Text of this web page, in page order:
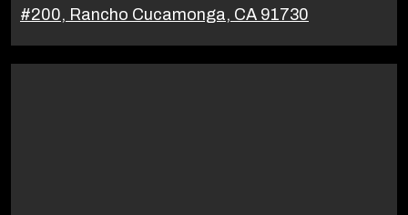
#200, Rancho Cucamonga, CA 91730